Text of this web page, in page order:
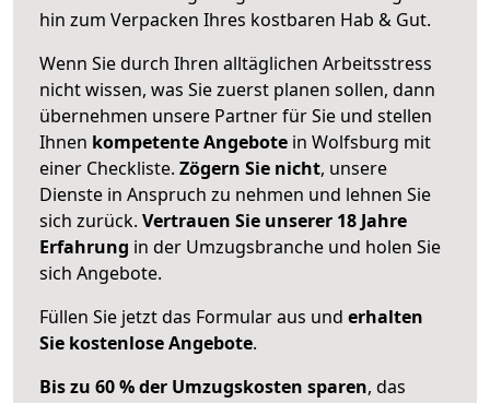
hin zum Verpacken Ihres kostbaren Hab & Gut.
Wenn Sie durch Ihren alltäglichen Arbeitsstress
nicht wissen, was Sie zuerst planen sollen, dann
übernehmen unsere Partner für Sie und stellen
Ihnen kompetente Angebote in Wolfsburg mit
einer Checkliste. Zögern Sie nicht, unsere
Dienste in Anspruch zu nehmen und lehnen Sie
sich zurück. Vertrauen Sie unserer 18 Jahre
Erfahrung in der Umzugsbranche und holen Sie
sich Angebote.
Füllen Sie jetzt das Formular aus und erhalten
Sie kostenlose Angebote.
Bis zu 60 % der Umzugskosten sparen, das